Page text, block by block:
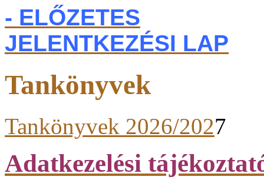
- ELŐZETES
JELENTKEZÉSI LAP
Tankönyvek
Tankönyvek 2026/2027
Adatkezelési